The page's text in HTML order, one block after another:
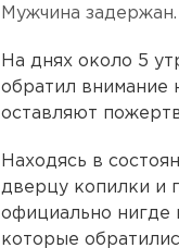
Мужчина задержан.
На днях около 5
обратил внимание
оставляют
Находясь в
дверцу копилки и
официально нигде
которые